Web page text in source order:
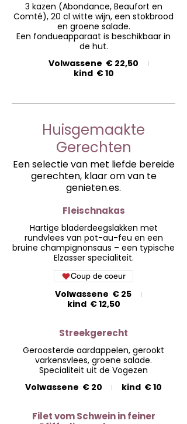
3 kazen (Abondance, Beaufort en
Comté), 20 cl witte wijn, een stokbrood
en groene salade.
Een fondueapparaat is beschikbaar in
de hut.
Volwassene € 22,50
kind € 10
Huisgemaakte
Gerechten
Een selectie van met liefde bereide
gerechten, klaar om van te
genieten.es.
Fleischnakas
Hartige bladerdeegslakken met
rundvlees van pot-au-feu en een
bruine champignonsaus – een typische
Elzasser specialiteit.
Volwassene € 25
kind € 12,50
Coup de coeur
Streekgerecht
Geroosterde aardappelen, gerookt
varkensvlees, groene salade.
Specialiteit uit de Vogezen
Volwassene € 20 kind € 10
Filet vom Schwein in feiner